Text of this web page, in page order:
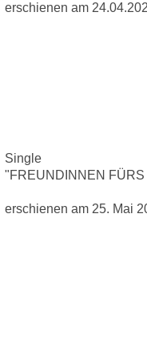
erschienen am
Single
"FREUNDINNEN FÜRS
erschienen am 25. Mai